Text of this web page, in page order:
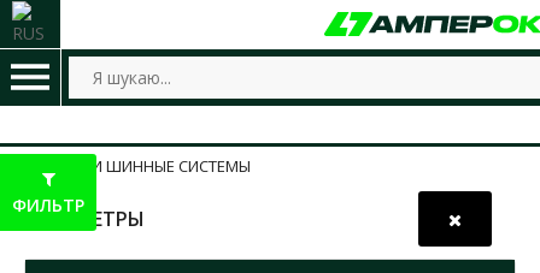
ШИНЫ И ШИННЫЕ СИСТЕМЫ
ПАРАМЕТРЫ
ФИЛЬТР